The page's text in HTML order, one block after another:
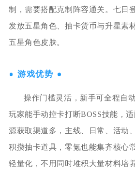
制，需要搭配克制阵容通关。七日
发放五星角色、抽卡货币与升星素
五星角色皮肤。
游戏优势
操作门槛灵活，新手可全程自
玩家能手动控卡打断BOSS技能，
源获取渠道多，主线、日常、活动
积攒抽卡道具，零氪也能集齐核心
轻量化，不用同时堆积大量材料培